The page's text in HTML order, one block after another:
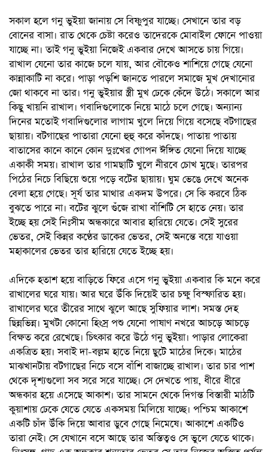
সকাল হলে গনু ভুইয়া জানায় সে বিষ্ণুপুর যাচ্ছে। সেখানে তার বড়
বোনের বাসা। রাত থেকে চেষ্টা করেও তাদেরকে মোবাইল ফোনে পাওয়া
যাচ্ছে না। তাই গনু ভুইয়া নিজেই একবার দেখে আসতে চায় গিয়ে।
রাখাল যেনো তার কাজে চলে যায়, আর বৌকেও শাশিয়ে গেছে যেনো
কান্নাকাটি না করে। পাড়া পড়শি জানতে পারলে সমাজে মুখ দেখানোর
জো থাকবে না তার। গনু ভুইয়ার স্ত্রী মুখ ঢেকে কেঁদে উঠে। সকালে আর
কিছু খায়নি রাখাল। গবাদিগুলোকে নিয়ে মাঠে চলে গেছে। অন্যান্য
দিনের মতোই গবাদিগুলোর লাগাম খুলে দিয়ে গিয়ে বসেছে বটগাছের
ছায়ায়। বটগাছের পাতারা যেনো হুহু করে কাঁদছে। পাতায় পাতায়
বাতাসের কানে কানে কোন দুঃখের গোপন ঈঙ্গিত যেনো দিয়ে যাচ্ছে
একাকী সময়। রাখাল তার গামছাটি খুলে নীরবে চোখ মুছে। তারপর
পিঠের নিচে বিছিয়ে শুয়ে পড়ে বটের ছায়ায়। ঘুম ভেঙে দেখে অনেক
বেলা হয়ে গেছে। সূর্য তার মাথার একদম উপরে। সে কি করবে ঠিক
বুঝতে পারে না। বটের ঝুলে গুঁজে রাখা বাঁশিটি সে হাতে নেয়। তার
ইচ্ছে হয় সেই নিঃসীম অন্ধকারে আবার হারিয়ে যেতে। সেই সুরের
ভেতর, সেই কিন্নর কণ্ঠের ডাকের ভেতর, সেই অনন্তে বয়ে যাওয়া
মহাকালের ভেতর তার হারিয়ে যেতে ইচ্ছে হয়।
এদিকে হতাশ হয়ে বাড়িতে ফিরে এসে গনু ভুইয়া একবার কি মনে করে
রাখালের ঘরে যায়। আর ঘরে উঁকি দিয়েই তার চক্ষু বিস্ফারিত হয়।
রাখালের ঘরে তীরের সাথে ঝুলে আছে সুফিয়ার লাশ। সমস্ত দেহ
ছিন্নভিন্ন। মুখটা কোনো হিংস্র পশু যেনো পাষাণ নখরে আচড়ে আচড়ে
বিক্ষত করে রেখেছে। চিৎকার করে উঠে গনু ভুইয়া। পাড়ার লোকেরা
একত্রিত হয়। সবাই দা-বল্লম হাতে নিয়ে ছুটে মাঠের দিকে। মাঠের
মাঝখানটায় বটগাছের নিচে বসে বাঁশি বাজাচ্ছে রাখাল। তার চার পাশ
থেকে দৃশ্যগুলো সব সরে সরে যাচ্ছে। সে দেখতে পায়, ধীরে ধীরে
অন্ধকার হয়ে এসেছে আকাশ। তার সামনে থেকে দিগন্ত বিস্তারী মাঠটি
কুয়াশায় ঢেকে যেতে যেতে একসময় মিলিয়ে যাচ্ছে। পশ্চিম আকাশে
একটি চাঁদ উঁকি দিয়ে আবার ডুবে গেছে নিমেষে। আকাশে একটিও
তারা নেই। সে যেখানে বসে আছে তার অস্তিত্বও সে ভুলে যেতে থাকে।